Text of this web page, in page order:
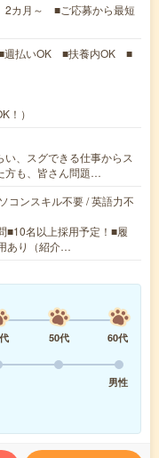
2カ月～ ■ご応募から最短
週払いOK ■扶養内OK ■
！）
い、スグできる仕事からス
方も、皆さん問題…
コンスキル不要 / 英語力不
■10名以上採用予定！■履
あり（紹介…
50代
60代
男性